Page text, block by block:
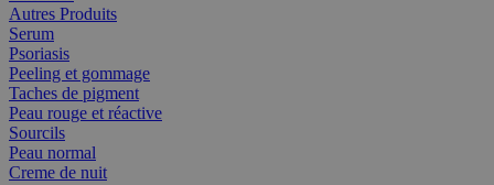
Autres Produits
Serum
Psoriasis
Peeling et gommage
Taches de pigment
Peau rouge et réactive
Sourcils
Peau normal
Creme de nuit